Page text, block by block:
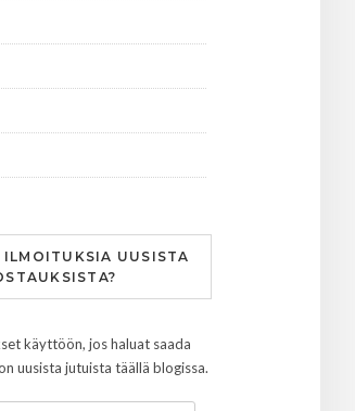
ILMOITUKSIA UUSISTA
käyttöön, jos haluat saada
uusista jutuista täällä blogissa.